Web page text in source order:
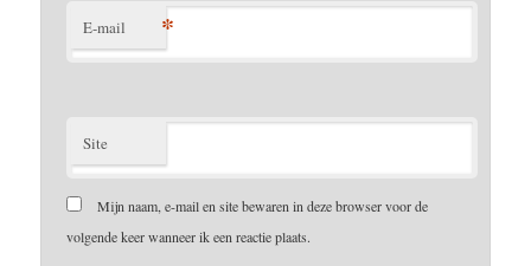
E-mail *
Site
Mijn naam, e-mail en site bewaren in deze browser voor de
volgende keer wanneer ik een reactie plaats.